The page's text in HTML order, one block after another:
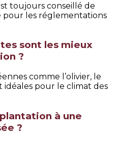
toujours conseillé de
pour les réglementations
sont les mieux
?
comme l’olivier, le
idéales pour le climat des
à une
?